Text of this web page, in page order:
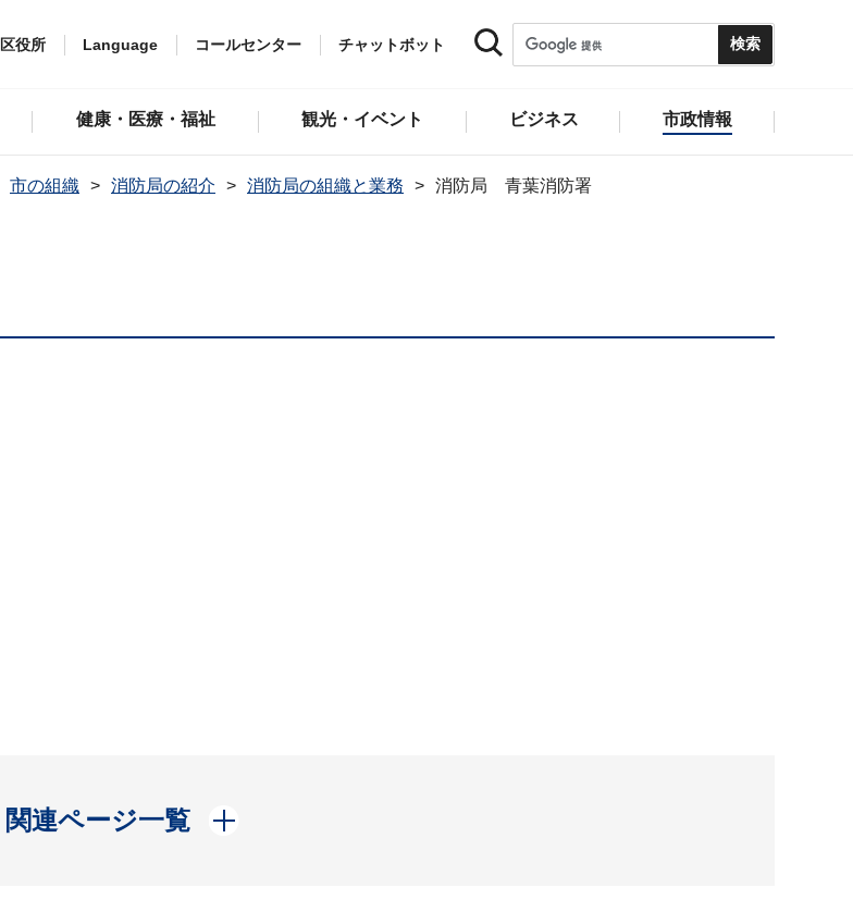
区役所 Language コールセンター チャットボット
健康・医療・福祉 観光・イベント ビジネス 市政情報
市の組織 消防局の紹介 消防局の組織と業務 消防局 青葉消防署
関連ページ一覧
開く